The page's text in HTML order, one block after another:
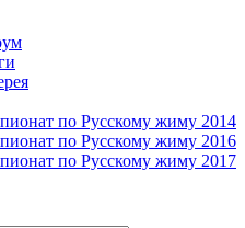
по Русскому жиму 2014
по Русскому жиму 2016
по Русскому жиму 2017